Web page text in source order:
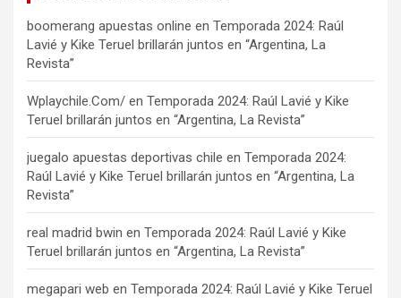
boomerang apuestas online en Temporada 2024: Raúl
Lavié y Kike Teruel brillarán juntos en “Argentina, La
Revista”
Wplaychile.Com/ en Temporada 2024: Raúl Lavié y Kike
Teruel brillarán juntos en “Argentina, La Revista”
juegalo apuestas deportivas chile en Temporada 2024:
Raúl Lavié y Kike Teruel brillarán juntos en “Argentina, La
Revista”
real madrid bwin en Temporada 2024: Raúl Lavié y Kike
Teruel brillarán juntos en “Argentina, La Revista”
megapari web en Temporada 2024: Raúl Lavié y Kike Teruel